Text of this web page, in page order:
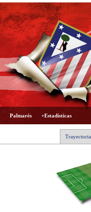
Palmarés +Estadísticas
Trayectoria